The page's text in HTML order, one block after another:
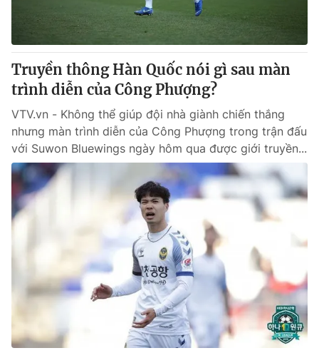
Truyền thông Hàn Quốc nói gì sau màn
trình diễn của Công Phượng?
VTV.vn - Không thể giúp đội nhà giành chiến thắng
nhưng màn trình diễn của Công Phượng trong trận đấu
với Suwon Bluewings ngày hôm qua được giới truyền...